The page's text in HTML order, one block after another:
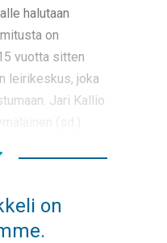
halutaan
on
vuotta sitten
leirikeskus, joka
Jari Kallio
on